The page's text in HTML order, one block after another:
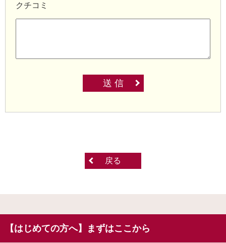
クチコミ
送 信
戻る
【はじめての方へ】まずはここから